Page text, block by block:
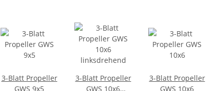
3-Blatt Propeller
GWS 9x5
3-Blatt Propeller
GWS 10x6
3-Blatt Propeller
GWS 10x6